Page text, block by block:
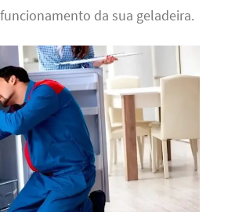
da sua geladeira.